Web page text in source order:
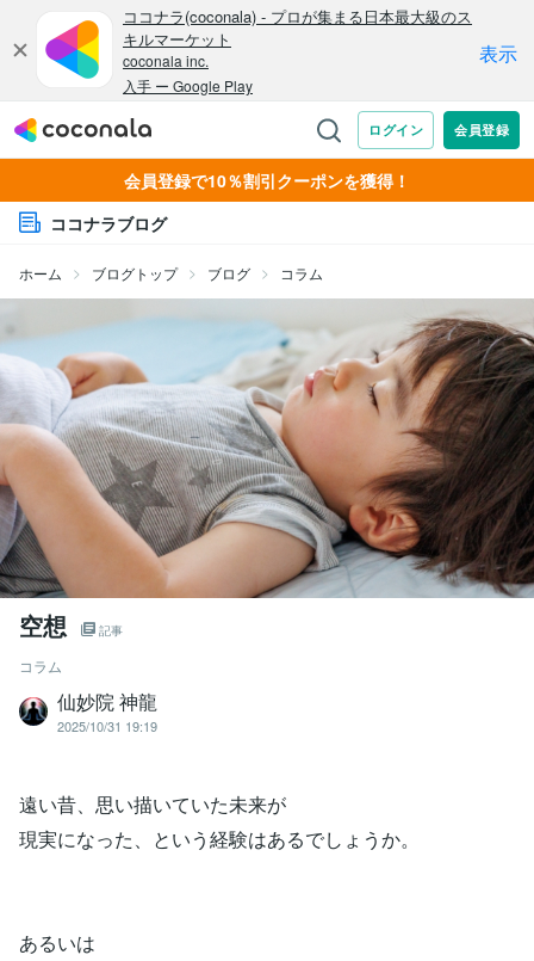
会員登録で10％割引クーポンを獲得！
ココナラブログ
ホーム ブログトップ ブログ コラム
空想 記事
コラム
仙妙院 神龍
2025/10/31 19:19
遠い昔、思い描いていた未来が
現実になった、という経験はあるでしょうか。
あるいは